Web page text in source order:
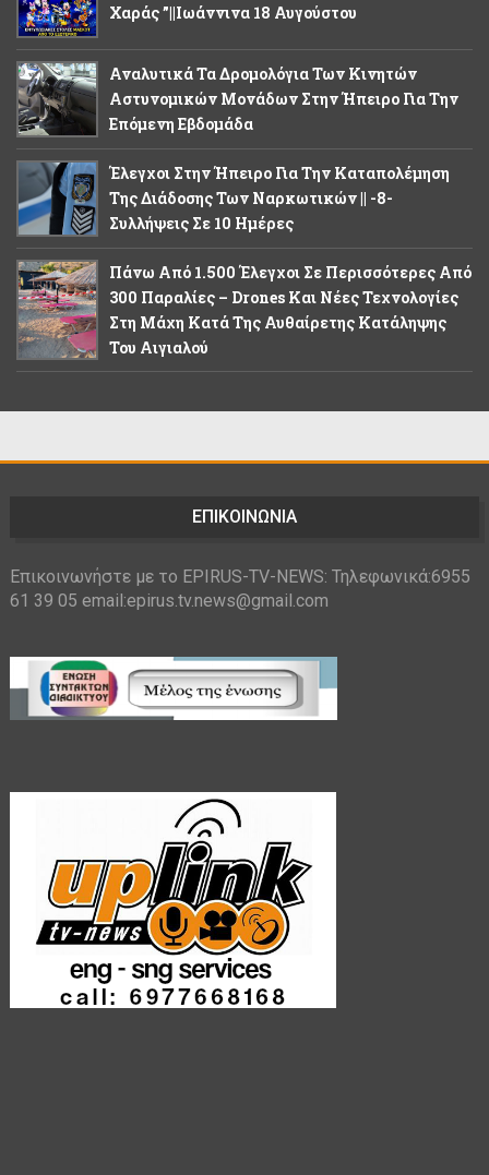
Χαράς ”||Ιωάννινα 18 Αυγούστου
Αναλυτικά Τα Δρομολόγια Των Κινητών
Αστυνομικών Μονάδων Στην Ήπειρο Για Την
Επόμενη Εβδομάδα
Έλεγχοι Στην Ήπειρο Για Την Καταπολέμηση
Της Διάδοσης Των Ναρκωτικών || -8-
Συλλήψεις Σε 10 Ημέρες
Πάνω Από 1.500 Έλεγχοι Σε Περισσότερες Από
300 Παραλίες – Drones Και Νέες Τεχνολογίες
Στη Μάχη Κατά Της Αυθαίρετης Κατάληψης
Του Αιγιαλού
ΕΠΙΚΟΙΝΩΝΙΑ
Επικοινωνήστε με το EPIRUS-TV-NEWS: Τηλεφωνικά:6955
61 39 05 email:epirus.tv.news@gmail.com